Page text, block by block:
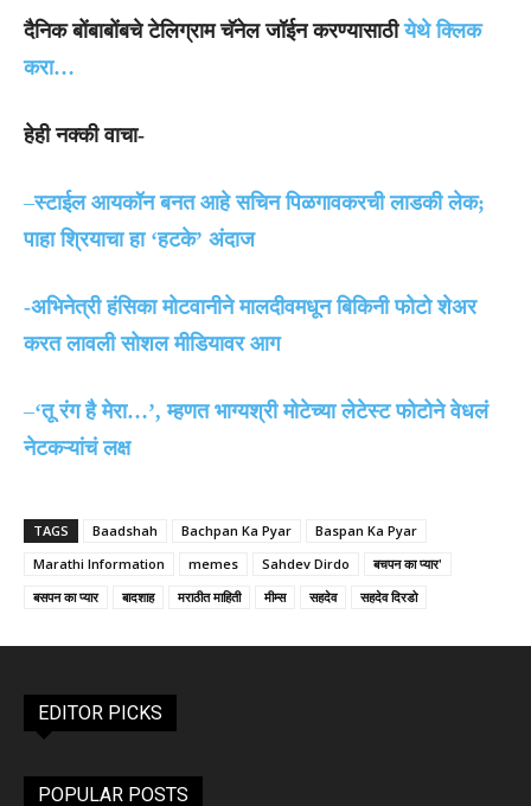
दैनिक बोंबाबोंबचे टेलिग्राम चॅनेल जॉईन करण्यासाठीयेथे क्लिक
करा…
हेही नक्की वाचा-
–स्टाईल आयकॉन बनत आहे सचिन पिळगावकरची लाडकी लेक;
पाहा श्रियाचा हा ‘हटके’ अंदाज
-अभिनेत्री हंसिका मोटवानीने मालदीवमधून बिकिनी फोटो शेअर
करत लावली सोशल मीडियावर आग
–‘तू रंग है मेरा…’, म्हणत भाग्यश्री मोटेच्या लेटेस्ट फोटोने वेधलं
नेटकऱ्यांचं लक्ष
TAGS Baadshah Bachpan Ka Pyar
Baspan Ka Pyar
Marathi Information
memes Sahdev Dirdo
बचपन का प्यार'
बसपन का प्यार
बादशाह मराठीत माहिती मीम्स सहदेव सहदेव दिरडो
EDITOR PICKS
POPULAR POSTS